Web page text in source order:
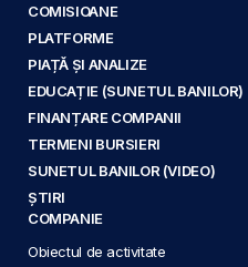
COMISIOANE
PLATFORME
PIAȚĂ ȘI ANALIZE
EDUCAȚIE (SUNETUL BANILOR)
FINANȚARE COMPANII
TERMENI BURSIERI
SUNETUL BANILOR (VIDEO)
ȘTIRI
COMPANIE
Obiectul de activitate